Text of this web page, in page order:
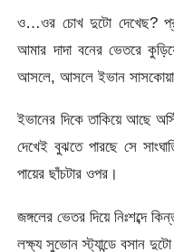
ও…ওর চোখ দুটো দেখেছ?
আমার দাদা বনের ভেতরে
আসলে, আসলে ইভান
ইভানের দিকে তাকিয়ে আছে
দেখেই বুঝতে পারছে সে
পায়ের ছাঁচটার ওপর।
জঙ্গলের ভেতর দিয়ে নিঃশব্দে
লক্ষ্য সুভোন স্ট্যান্ডে বসান